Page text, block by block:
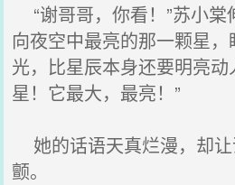
“谢哥哥，你看！”苏小棠
向夜空中最亮的那一颗星
光，比星辰本身还要明亮动
星！它最大，最亮！”
她的话语天真烂漫，却
颤。